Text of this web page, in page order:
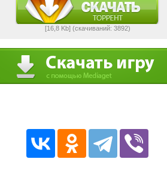
[16,8 Kb] (cкачиваний: 3892)